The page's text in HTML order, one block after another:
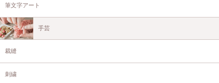
筆文字アート
手芸
裁縫
刺繍